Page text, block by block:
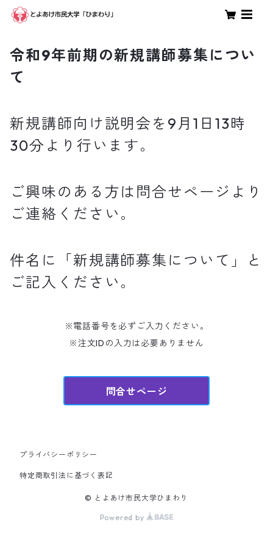
令和9年前期の新規講師募集につい
て
新規講師向け説明会を9月1日13時
30分より行います。
ご興味のある方は問合せページより
ご連絡ください。
件名に「新規講師募集について」と
ご記入ください。
※電話番号を必ずご入力ください。
※注文IDの入力は必要ありません
問合せページ
プライバシーポリシー
特定商取引法に基づく表記
© とよあけ市民大学ひまわり
Powered by